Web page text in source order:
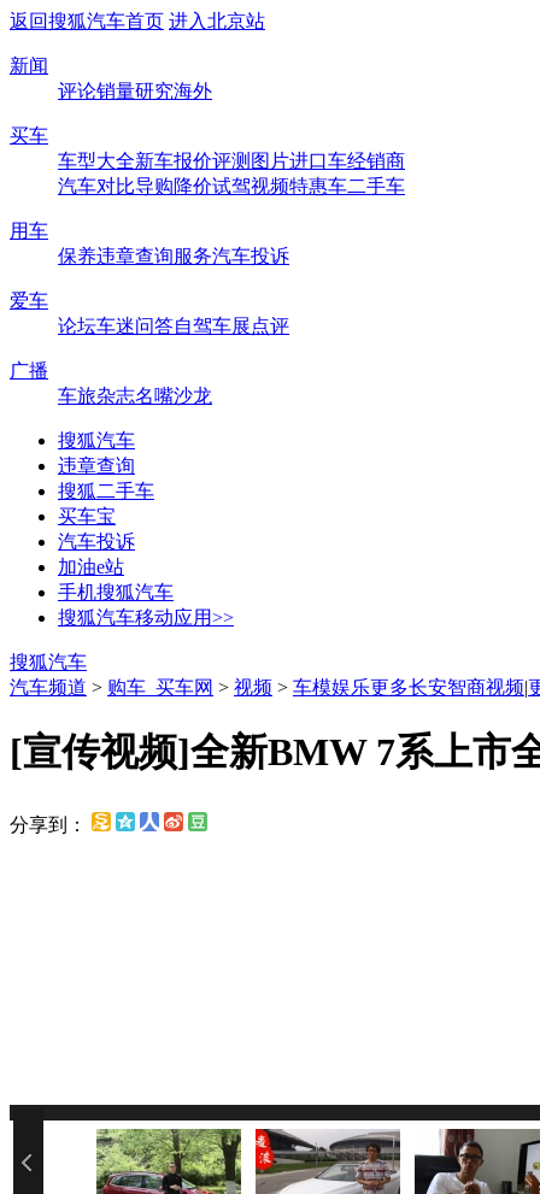
返回搜狐汽车首页 进入北京站
新闻
评论销量研究海外
买车
车型大全新车报价评测 图片进口车经销商
汽车对比导购降价试驾视频特惠车二手车
用车
保养违章查询服务汽车投诉
爱车
论坛车迷问答自驾车展点评
广播
车旅杂志名嘴沙龙
搜狐汽车
违章查询
搜狐二手车
买车宝
汽车投诉
加油e站
手机搜狐汽车
搜狐汽车移动应用>>
搜狐汽车
汽车频道 > 购车_买车网 > 视频 > 车模娱乐更多长安智商视频|
[宣传视频]全新BMW 7系上市
分享到：